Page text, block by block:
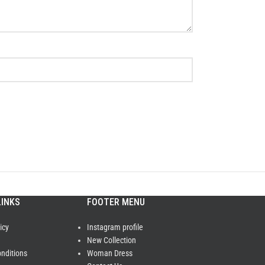
FOOTER MENU
Instagram profile
New Collection
Woman Dress